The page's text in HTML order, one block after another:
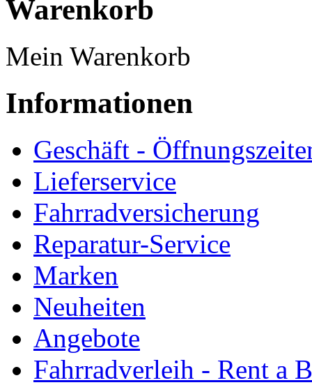
Warenkorb
Mein Warenkorb
Informationen
Geschäft -
Lieferservice
Fahrradversicherung
Reparatur-Service
Marken
Neuheiten
Angebote
Fahrradverleih - Rent a